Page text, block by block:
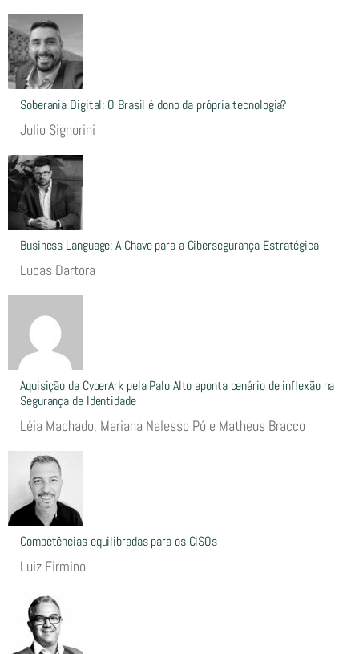
Soberania Digital: O Brasil é dono da própria tecnologia?
Julio Signorini
Business Language: A Chave para a Cibersegurança Estratégica
Lucas Dartora
Aquisição da CyberArk pela Palo Alto aponta cenário de inflexão na
Segurança de Identidade
Léia Machado, Mariana Nalesso Pó e Matheus Bracco
Competências equilibradas para os CISOs
Luiz Firmino